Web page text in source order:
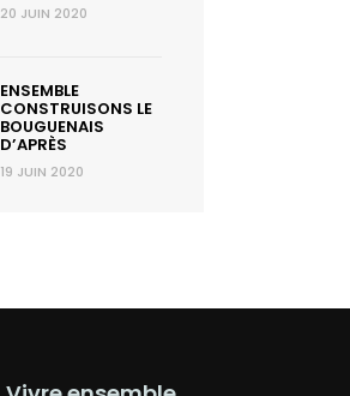
20 JUIN 2020
ENSEMBLE
CONSTRUISONS LE
BOUGUENAIS
D’APRÈS
19 JUIN 2020